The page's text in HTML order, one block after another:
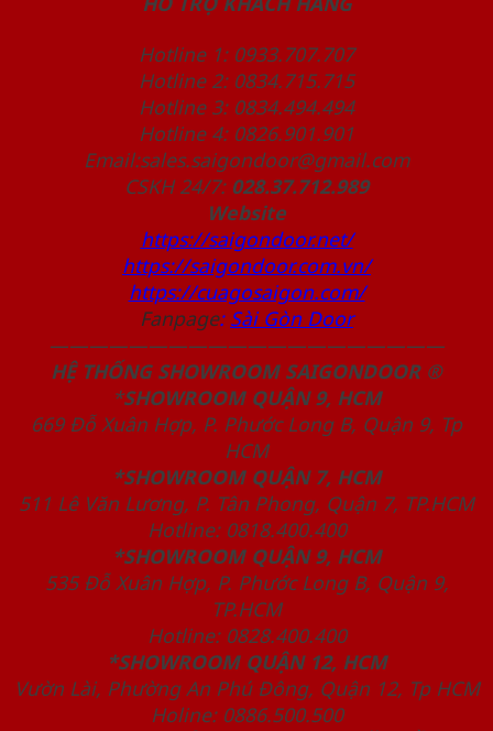
Hotline 1: 0933.707.707
Hotline 2: 0834.715.715
Hotline 3: 0834.494.494
Hotline 4: 0826.901.901
Email:sales.saigondoor@gmail.com
CSKH 24/7: 028.37.712.989
Website
https://saigondoor.net/
https://saigondoor.com.vn/
https://cuagosaigon.com/
Fanpage: Sài Gòn Door
————————————————————
HỆ THỐNG SHOWROOM SAIGONDOOR ®
*SHOWROOM QUẬN 9, HCM
669 Đỗ Xuân Hợp, P. Phước Long B, Quận 9, Tp
HCM
*SHOWROOM QUẬN 7, HCM
511 Lê Văn Lương, P. Tân Phong, Quận 7, TP.HCM
Hotline: 0818.400.400
*SHOWROOM QUẬN 9, HCM
535 Đỗ Xuân Hợp, P. Phước Long B, Quận 9,
TP.HCM
Hotline: 0828.400.400
*SHOWROOM QUẬN 12, HCM
Vườn Lài, Phường An Phú Đông, Quận 12, Tp HCM
Holine: 0886.500.500